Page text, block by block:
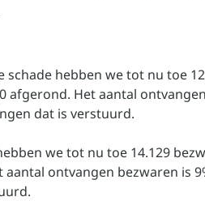
schade hebben we tot nu toe
afgerond. Het aantal
dat is verstuurd.
we tot nu toe 14.129
aantal ontvangen bezwaren is